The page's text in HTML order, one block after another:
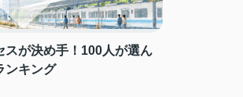
スが決め手！100人が選ん
ンキング